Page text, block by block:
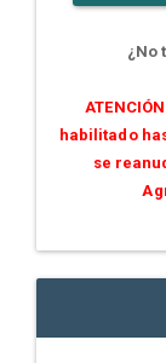
¿No
habilitado
se